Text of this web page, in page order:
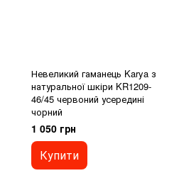
Невеликий гаманець Karya з
натуральної шкіри KR1209-
46/45 червоний усередині
чорний
1 050 грн
Купити